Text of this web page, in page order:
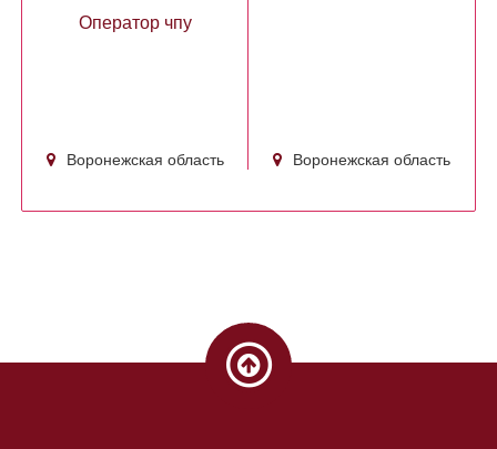
Оператор чпу
Воронежская область Воронежская область